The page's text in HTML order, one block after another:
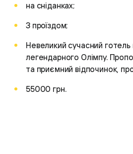
на сніданках;
З проїздом;
Невеликий сучасний готель
легендарного Олімпу.
та приємний відпочинок,
55000 грн.